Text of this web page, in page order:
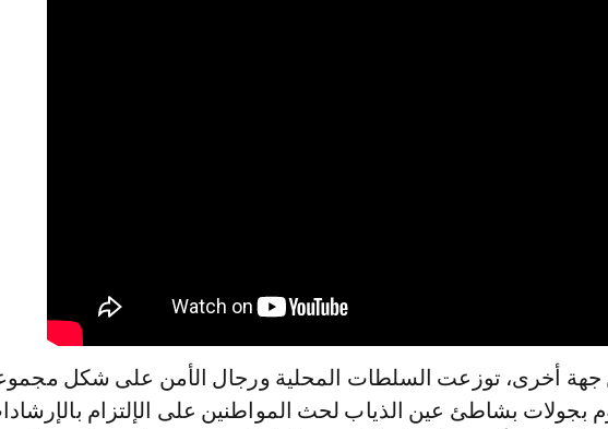
جهة أخرى، توزعت السلطات المحلية ورجال الأمن على شكل
بجولات بشاطئ عين الذياب لحث المواطنين على الإلتزام